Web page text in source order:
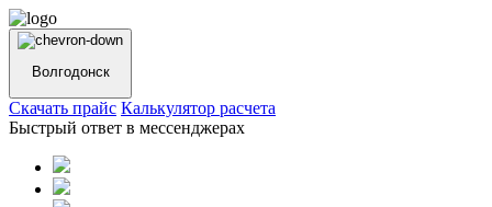
Волгодонск
Cкачать прайс Калькулятор расчета
Быстрый ответ в мессенджерах